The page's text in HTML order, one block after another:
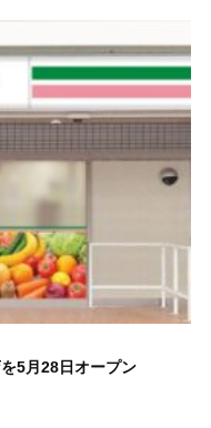
5月28日オープン